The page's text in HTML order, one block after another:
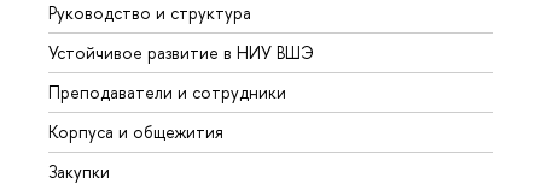
Руководство и структура
Устойчивое развитие в НИУ ВШЭ
Преподаватели и сотрудники
Корпуса и общежития
Закупки